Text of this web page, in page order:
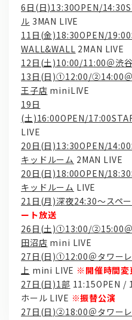
6日(日)13:30OPEN/
ル 3MAN LIVE
11日(金)18:30OPEN/
WALL&WALL 2MAN LIVE
12日(土)10:00/11:00＠渋谷
13日(日)①12:00/②14:00＠
王子店 miniLIVE
19日
(土)16:00OPEN/
LIVE
20日(日)13:30OPEN/
キッドルーム 2MAN LIVE
20日(日)18:00OPEN/
キッドルーム LIVE
21日(月)深夜24:30〜スペ
ート放送
26日(土)①13:00/②15:00＠
田沼店 mini LIVE
27日(日)①12:00＠タワー
上 mini LIVE ※開催時間変
27日(日)1部 11:15OPEN /
ホール LIVE ※振替公演
27日(日 )②18:00＠タワー
問い合わせ, 取
lyrical school